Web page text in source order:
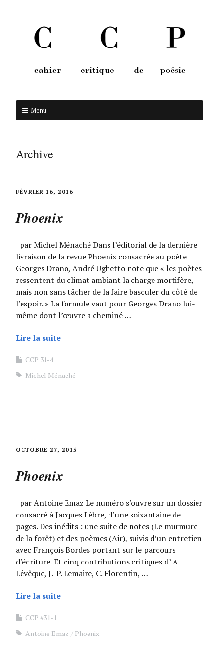
Menu
Archive
FÉVRIER 16, 2016
Phoenix
par Michel Ménaché Dans l’éditorial de la dernière
livraison de la revue Phoenix consacrée au poète
Georges Drano, André Ughetto note que « les poètes
ressentent du climat ambiant la charge mortifère,
mais non sans tâcher de la faire basculer du côté de
l’espoir. » La formule vaut pour Georges Drano lui-
même dont l’œuvre a cheminé …
Lire la suite
CCP 31-4
Michel Ménaché
OCTOBRE 27, 2015
Phoenix
par Antoine Emaz Le numéro s’ouvre sur un dossier
consacré à Jacques Lèbre, d’une soixantaine de
pages. Des inédits : une suite de notes (Le murmure
de la forêt) et des poèmes (Air), suivis d’un entretien
avec François Bordes portant sur le parcours
d’écriture. Et cinq contributions critiques d’ A.
Lévêque, J.-P. Lemaire, C. Florentin, …
Lire la suite
CCP #31-1
Antoine Emaz
Phoenix